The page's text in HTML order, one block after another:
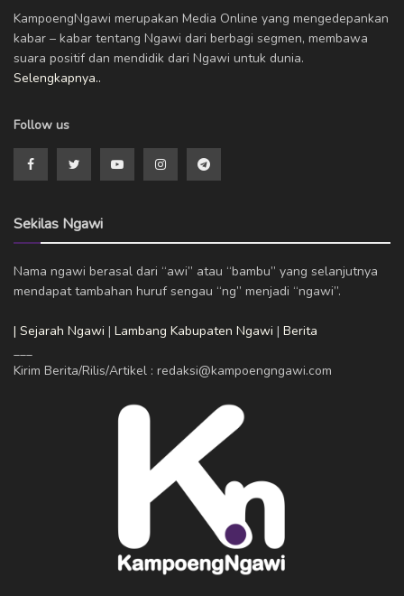
KampoengNgawi merupakan Media Online yang mengedepankan
kabar – kabar tentang Ngawi dari berbagi segmen, membawa
suara positif dan mendidik dari Ngawi untuk dunia.
Selengkapnya..
Follow us
Sekilas Ngawi
Nama ngawi berasal dari “awi” atau “bambu” yang selanjutnya
mendapat tambahan huruf sengau “ng” menjadi “ngawi”.
| Sejarah Ngawi | Lambang Kabupaten Ngawi | Berita
Kirim Berita/Rilis/Artikel : redaksi@kampoengngawi.com